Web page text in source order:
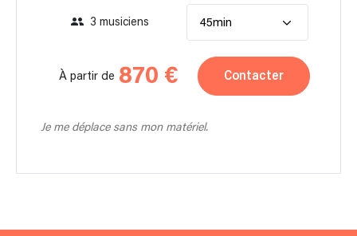
3 musiciens 45min
À partir de 870 € Contacter
Je me déplace sans mon matériel.